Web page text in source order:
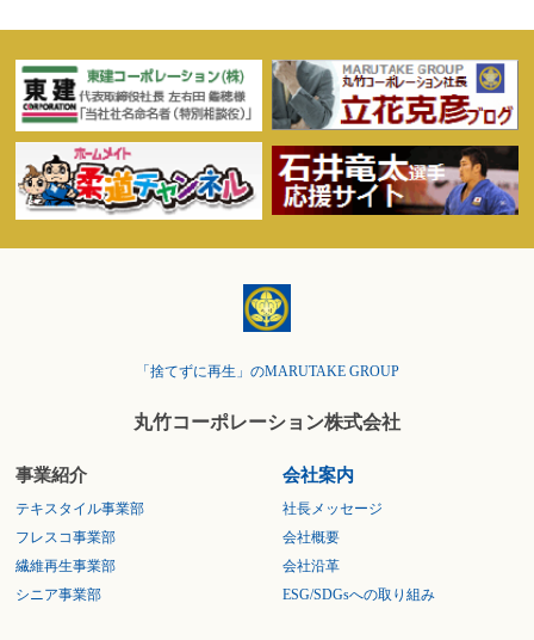
「捨てずに再生」のMARUTAKE GROUP
丸竹コーポレーション株式会社
事業紹介
テキスタイル事業部
フレスコ事業部
繊維再生事業部
シニア事業部
会社案内
社長メッセージ
会社概要
会社沿革
ESG/SDGsへの取り組み